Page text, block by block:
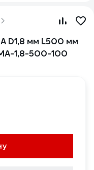
D1,8 мм L500 мм
1,8-500-100